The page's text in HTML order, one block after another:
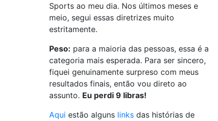
Sports ao meu dia. Nos últimos meses e
meio, segui essas diretrizes muito
estritamente.
Peso: para a maioria das pessoas, essa é a
categoria mais esperada. Para ser sincero,
fiquei genuinamente surpreso com meus
resultados finais, então vou direto ao
assunto. Eu perdi 9 libras!
Aqui estão alguns links das histórias de